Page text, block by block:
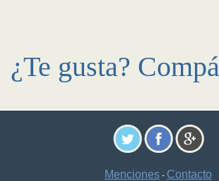
¿Te gusta?
Menciones - Contacto